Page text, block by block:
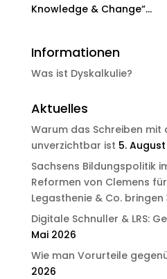
Knowledge & Change“...
Informationen
Was ist Dyskalkulie?
Aktuelles
Warum das Schreiben mit
unverzichtbar ist 5.
Sachsens Bildungspolitik
Reformen von Clemens
Legasthenie & Co. bringen
Digitale Schnuller & LRS:
Mai 2026
Wie man Vorurteile
2026